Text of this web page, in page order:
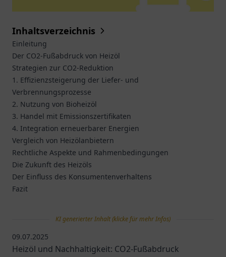
Inhaltsverzeichnis
Einleitung
Der CO2-Fußabdruck von Heizöl
Strategien zur CO2-Reduktion
1. Effizienzsteigerung der Liefer- und
Verbrennungsprozesse
2. Nutzung von Bioheizöl
3. Handel mit Emissionszertifikaten
4. Integration erneuerbarer Energien
Vergleich von Heizölanbietern
Rechtliche Aspekte und Rahmenbedingungen
Die Zukunft des Heizöls
Der Einfluss des Konsumentenverhaltens
Fazit
KI generierter Inhalt (klicke für mehr Infos)
09.07.2025
Heizöl und Nachhaltigkeit: CO2-Fußabdruck